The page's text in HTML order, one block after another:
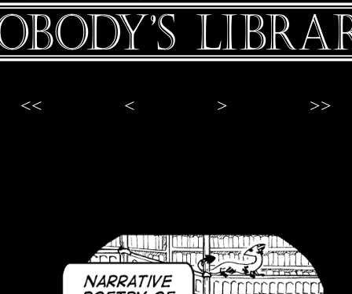
<< < > >>